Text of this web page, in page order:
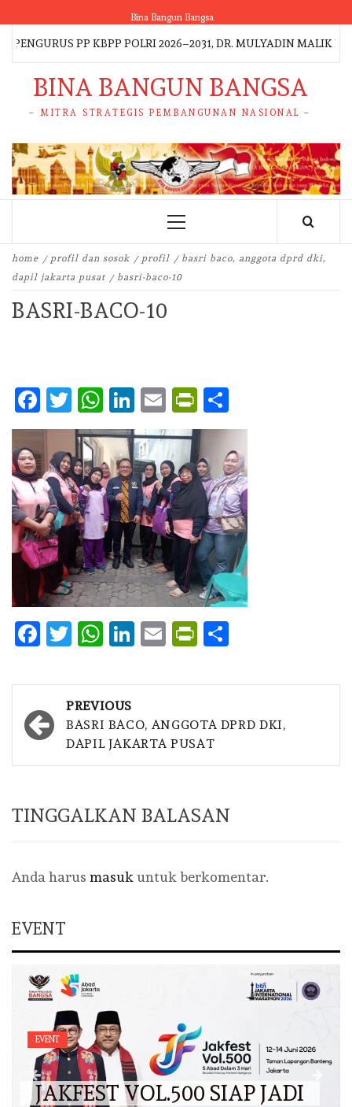
to
content
Bina Bangun Bangsa
PP KBPP POLRI 2026–2031, DR. MULYADIN MALIK
BINA BANGUN BANGSA
– MITRA STRATEGIS PEMBANGUNAN NASIONAL –
Primary
home profil dan sosok profil
basri baco, anggota dprd dki,
dapil jakarta pusat
basri-baco-10
BASRI-BACO-10
Facebook
Twitter
WhatsApp
LinkedIn
EmailPrintFriendly
Facebook
Twitter
WhatsApp
LinkedIn
EmailPrintFriendly
Post
navigation
PREVIOUS
BASRI BACO, ANGGOTA DPRD DKI,
DAPIL JAKARTA PUSAT
TINGGALKAN BALASAN
Anda harus masuk untuk berkomentar.
EVENT
EVENT
JAKFEST VOL.500 SIAP JADI